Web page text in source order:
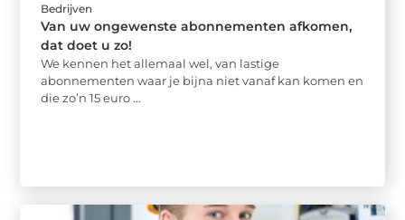
Bedrijven
Van uw ongewenste abonnementen afkomen,
dat doet u zo!
We kennen het allemaal wel, van lastige
abonnementen waar je bijna niet vanaf kan komen en
die zo’n 15 euro ...